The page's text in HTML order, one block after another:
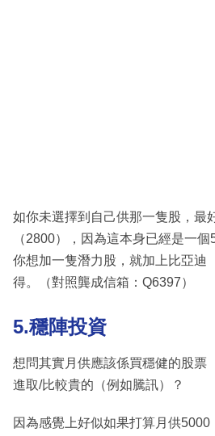
如你未選擇到自己供那一隻股，最
（2800），因為這本身已經是一
你想加一隻潛力股，就加上比亞迪
得。（對照龔成信箱：Q6397）
5.穩陣投資
想問其實月供應該係買穩健的股票
進取/比較貴的（例如騰訊）？
因為感覺上好似如果打算月供